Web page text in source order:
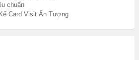
chuẩn
Card Visit Ấn Tượng